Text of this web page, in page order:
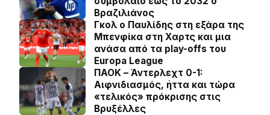
Βραζιλιάνος
Γκολ ο Παυλίδης στη εξάρα της
Μπενφίκα στη Χαρτς και μια
ανάσα από τα play-offs του
Europa League
ΠΑΟΚ – Άντερλεχτ 0-1:
Αιφνιδιασμός, ήττα και τώρα
«τελικός» πρόκρισης στις
Βρυξέλλες